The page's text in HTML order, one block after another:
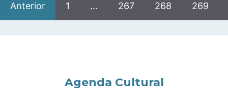
Anterior 1 … 267 268 269
Agenda Cultural